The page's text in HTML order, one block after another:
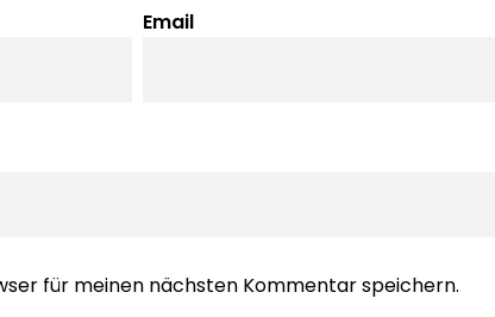
Email
für meinen nächsten Kommentar speichern.